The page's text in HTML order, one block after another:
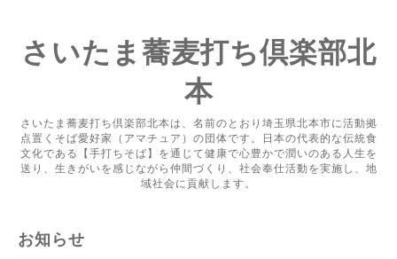
さいたま蕎麦打ち倶楽部北
本
さいたま蕎麦打ち倶楽部北本は、名前のとおり埼玉県北本市に活動拠
点置くそば愛好家（アマチュア）の団体です。日本の代表的な伝統食
文化である【手打ちそば】を通じて健康で心豊かで潤いのある人生を
送り、生きがいを感じながら仲間づくり、社会奉仕活動を実施し、地
域社会に貢献します。
お知らせ